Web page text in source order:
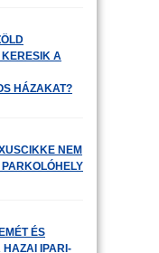
KERESIK A
HÁZAKAT?
NEM
ÉS
HAZAI IPARI-